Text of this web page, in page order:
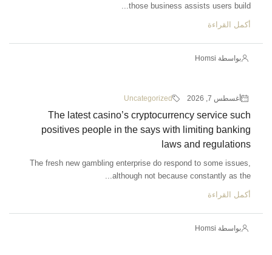
those business assists users build...
أكمل القراءة
بواسطة Homsi
أغسطس 7, 2026 Uncategorized
The latest casino’s cryptocurrency service such
positives people in the says with limiting banking
laws and regulations
The fresh new gambling enterprise do respond to some issues,
although not because constantly as the...
أكمل القراءة
بواسطة Homsi